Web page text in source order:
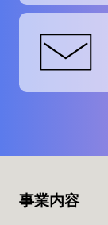
事業内容